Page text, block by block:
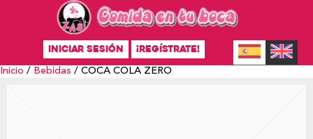
INICIAR SESIÓN ¡REGÍSTRATE!
Inicio / Bebidas / COCA COLA ZERO